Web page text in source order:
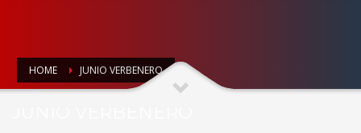
HOME JUNIO VERBENERO